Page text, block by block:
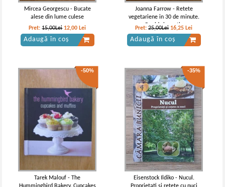
Mircea Georgescu - Bucate
alese din lume culese
Pret:15,00Lei 12,00 Lei
Adaugă în coș
Joanna Farrow - Retete
vegetariene in 30 de minute.
Rapid si creativ
Pret:25,00Lei 16,25 Lei
Adaugă în coș
-50%
Tarek Malouf - The
Hummingbird Bakery. Cupcakes
-35%
Eisenstock Ildiko - Nucul.
Proprietati si retete cu nuci